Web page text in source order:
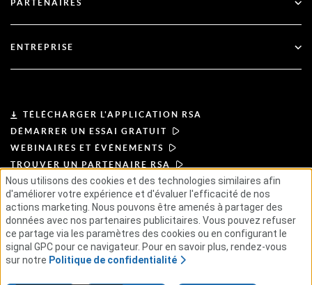
Documentation
Soutien à la clientèle
PARTENAIRES
Devenir partenaire
ENTREPRISE
Leadership
Actualités et presse
Ressources
Carrières
TÉLÉCHARGER L'APPLICATION RSA
DÉMARRER UN ESSAI GRATUIT
WEBINAIRES ET ÉVÉNEMENTS
TROUVER UN PARTENAIRE RSA
CONDITIONS D'UTILISATION
POLITIQUE DE CONFIDENTIALITÉ
ACCORDS TYPES
PRINCIPES DU FOURNISSEUR
CHAÎNE D'APPROVISIONNEMENT ÉTHIQUEGSE
Nous utilisons des cookies et des technologies similaires afin
d'améliorer votre expérience et d'évaluer l'efficacité de nos
actions marketing. Nous pouvons être amenés à partager des
données avec nos partenaires publicitaires. Vous pouvez refuser
ce partage via les paramètres des cookies ou en configurant le
signal GPC pour ce navigateur. Pour en savoir plus, rendez-vous
sur notre Politique de confidentialité